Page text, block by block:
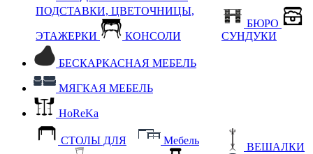
ПОДСТАВКИ, ЦВЕТОЧНИЦЫ,
ЭТАЖЕРКИ КОНСОЛИ
БЮРО
СУНДУКИ
БЕСКАРКАСНАЯ МЕБЕЛЬ
МЯГКАЯ МЕБЕЛЬ
HoReKa
СТОЛЫ ДЛЯ Мебель
ВЕШАЛКИ